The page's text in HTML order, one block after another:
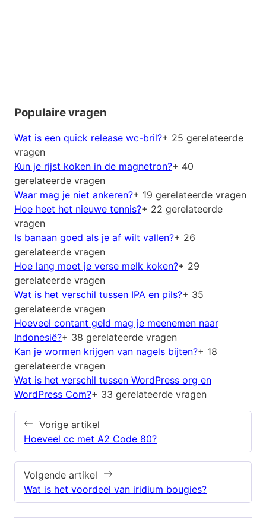
Populaire vragen
Wat is een quick release wc-bril?+ 25 gerelateerde
vragen
Kun je rijst koken in de magnetron?+ 40
gerelateerde vragen
Waar mag je niet ankeren?+ 19 gerelateerde vragen
Hoe heet het nieuwe tennis?+ 22 gerelateerde
vragen
Is banaan goed als je af wilt vallen?+ 26
gerelateerde vragen
Hoe lang moet je verse melk koken?+ 29
gerelateerde vragen
Wat is het verschil tussen IPA en pils?+ 35
gerelateerde vragen
Hoeveel contant geld mag je meenemen naar
Indonesië?+ 38 gerelateerde vragen
Kan je wormen krijgen van nagels bijten?+ 18
gerelateerde vragen
Wat is het verschil tussen WordPress org en
WordPress Com?+ 33 gerelateerde vragen
Vorige artikel
Hoeveel cc met A2 Code 80?
Volgende artikel
Wat is het voordeel van iridium bougies?